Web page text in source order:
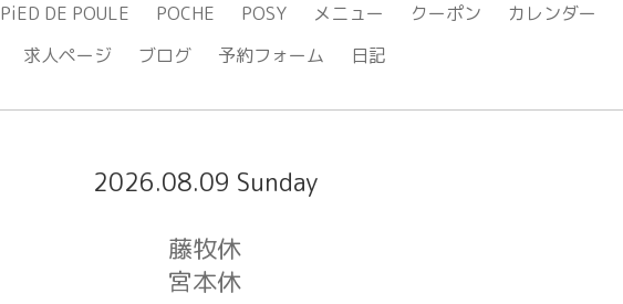
PiED DE POULE POCHE POSY メニュー クーポン カレンダー
求人ページ
ブログ 予約フォーム 日記
2026.08.09 Sunday
藤牧休
宮本休